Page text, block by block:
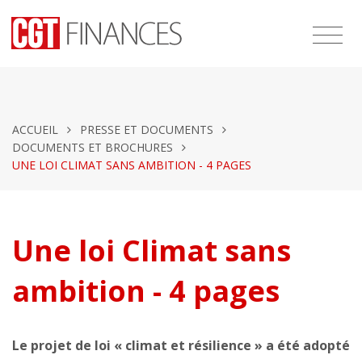
ACCUEIL
PRESSE ET DOCUMENTS
DOCUMENTS ET BROCHURES
UNE LOI CLIMAT SANS AMBITION - 4 PAGES
Une loi Climat sans
ambition - 4 pages
Le projet de loi « climat et résilience » a été adopté